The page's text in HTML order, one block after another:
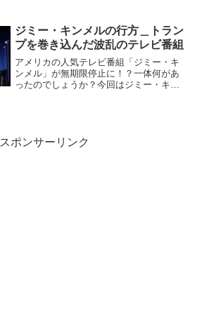
ど、厳しい態度の政治家とは違う一面
を、時々垣間見ることができ...
ジミー・キンメルの行方＿トラン
プを巻き込んだ波乱のテレビ番組
アメリカの人気テレビ番組「ジミー・キ
ンメル」が無期限停止に！？一体何があ
ったのでしょうか？今回はジミー・キン
スポンサーリンク